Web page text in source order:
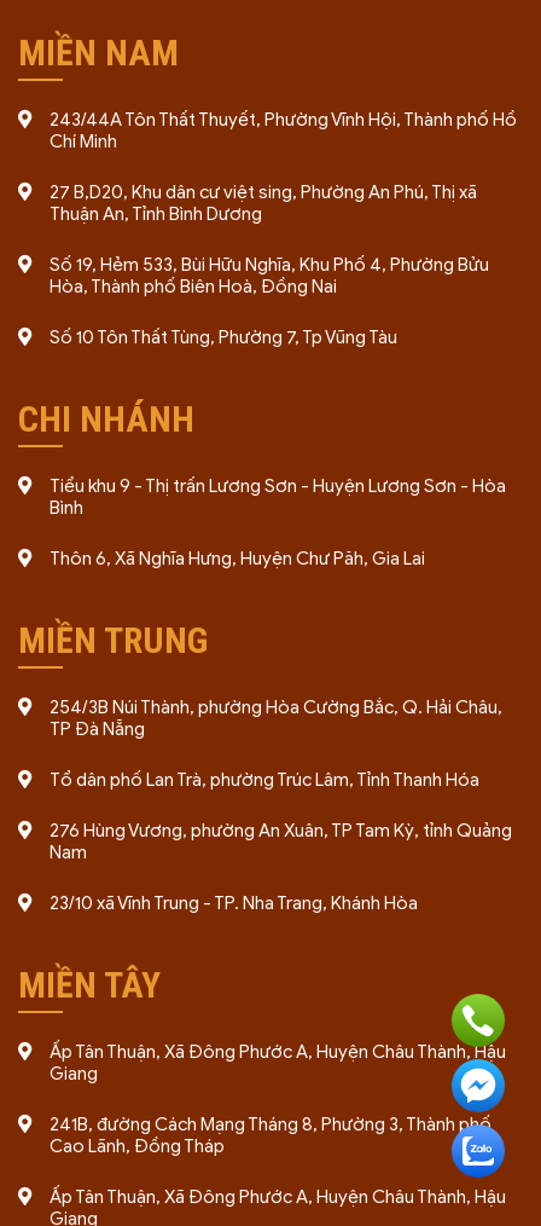
MIỀN NAM
243/44A Tôn Thất Thuyết, Phường Vĩnh Hội, Thành phố Hồ
Chí Minh
27 B,D20, Khu dân cư việt sing, Phường An Phú, Thị xã
Thuận An, Tỉnh Bình Dương
Số 19, Hẻm 533, Bùi Hữu Nghĩa, Khu Phố 4, Phường Bửu
Hòa, Thành phố Biên Hoà, Đồng Nai
Số 10 Tôn Thất Tùng, Phường 7, Tp Vũng Tàu
CHI NHÁNH
Tiểu khu 9 - Thị trấn Lương Sơn - Huyện Lương Sơn - Hòa
Bình
Thôn 6, Xã Nghĩa Hưng, Huyện Chư Păh, Gia Lai
MIỀN TRUNG
254/3B Núi Thành, phường Hòa Cường Bắc, Q. Hải Châu,
TP Đà Nẵng
Tổ dân phố Lan Trà, phường Trúc Lâm, Tỉnh Thanh Hóa
276 Hùng Vương, phường An Xuân, TP Tam Kỳ, tỉnh Quảng
Nam
23/10 xã Vĩnh Trung - TP. Nha Trang, Khánh Hòa
MIỀN TÂY
Ấp Tân Thuận, Xã Đông Phước A, Huyện Châu Thành, Hậu
Giang
241B, đường Cách Mạng Tháng 8, Phường 3, Thành phố
Cao Lãnh, Đồng Tháp
Ấp Tân Thuận, Xã Đông Phước A, Huyện Châu Thành, Hậu
Giang